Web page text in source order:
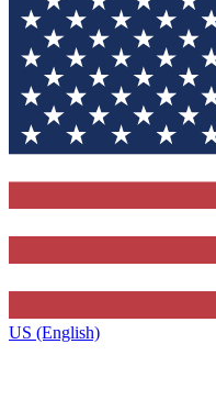
US (English)